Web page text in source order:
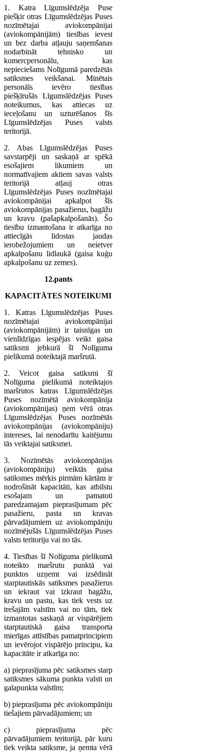
1. Katra Līgumslēdzēja Puse
piešķir otras Līgumslēdzējas Puses
nozīmētajai aviokompānijai
(aviokompānijām) tiesības ievest
un bez darba atļauju saņemšanas
nodarbināt tehnisko un
komercpersonālu, kas
nepieciešams Nolīgumā paredzētās
satiksmes veikšanai. Minētais
personāls ievēro tiesības
piešķīrušās Līgumslēdzējas Puses
noteikumus, kas attiecas uz
ieceļošanu un uzturēšanos šīs
Līgumslēdzējas Puses valsts
teritorijā.
2. Abas Līgumslēdzējas Puses
savstarpēji un saskaņā ar spēkā
esošajiem likumiem un
normatīvajiem aktiem savas valsts
teritorijā atļauj otras
Līgumslēdzējas Puses nozīmētajai
aviokompānijai apkalpot šīs
aviokompānijas pasažierus, bagāžu
un kravu (pašapkalpošanās). Šo
tiesību izmantošana ir atkarīga no
attiecīgās lidostas jaudas
ierobežojumiem un neietver
apkalpošanu lidlaukā (gaisa kuģu
apkalpošanu uz zemes).
12.pants
KAPACITĀTES NOTEIKUMI
1. Katras Līgumslēdzējas Puses
nozīmētajai aviokompānijai
(aviokompānijām) ir taisnīgas un
vienlīdzīgas iespējas veikt gaisa
satiksmi jebkurā šī Nolīguma
pielikumā noteiktajā maršrutā.
2. Veicot gaisa satiksmi šī
Nolīguma pielikumā noteiktajos
maršrutos katras Līgumslēdzējas
Puses nozīmētā aviokompānija
(aviokompānijas) ņem vērā otras
Līgumslēdzējas Puses nozīmētās
aviokompānijas (aviokompāniju)
intereses, lai nenodarītu kaitējumu
tās veiktajai satiksmei.
3. Nozīmētās aviokompānijas
(aviokompāniju) veiktās gaisa
satiksmes mērķis pirmām kārtām ir
nodrošināt kapacitāti, kas atbilstu
esošajam un pamatoti
paredzamajam pieprasījumam pēc
pasažieru, pasta un kravas
pārvadājumiem uz aviokompāniju
nozīmējušās Līgumslēdzējas Puses
valsts teritoriju vai no tās.
4. Tiesības šī Nolīguma pielikumā
noteikto maršrutu punktā vai
punktos uzņemt vai izsēdināt
starptautiskās satiksmes pasažierus
un iekraut vai izkraut bagāžu,
kravu un pastu, kas tiek vests uz
trešajām valstīm vai no tām, tiek
izmantotas saskaņā ar vispārējiem
starptautiskā gaisa transporta
mierīgas attīstības pamatprincipiem
un ievērojot vispārējo principu, ka
kapacitāte ir atkarīga no:
a) pieprasījuma pēc satiksmes starp
satiksmes sākuma punkta valsti un
galapunkta valstīm;
b) pieprasījuma pēc aviokompāniju
tiešajiem pārvadājumiem; un
c) pieprasījuma pēc
pārvadājumiem teritorijā, pār kuru
tiek veikta satiksme, ja ņemta vērā